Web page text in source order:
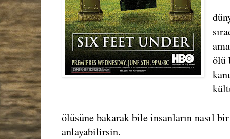
ölü
ölüsüne bakarak bile insanların nasıl
anlayabilirsin.